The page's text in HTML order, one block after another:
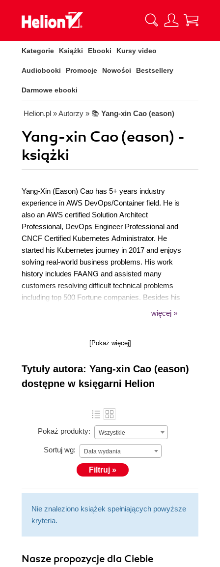
Kategorie Książki Ebooki Kursy video
Audiobooki Promocje Nowości Bestsellery
Darmowe ebooki
Helion.pl » Autorzy » 📚 Yang-xin Cao (eason)
Yang-xin Cao (eason) -
książki
Yang-Xin (Eason) Cao has 5+ years industry
experience in AWS DevOps/Container field. He is
also an AWS certified Solution Architect
Professional, DevOps Engineer Professional and
CNCF Certified Kubernetes Administrator. He
started his Kubernetes journey in 2017 and enjoys
solving real-world business problems. His work
history includes FAANG and assisted many
customers resolving difficult technical problems
including top 500 Fortune companies. Besides his
daily routine, he likes to share interesting issues
many EKS users to get benefit from them. When the
a powerlifter, a marathon runner, or a scuba diver.
więcej »
[Pokaż więcej]
Tytuły autora: Yang-xin Cao (eason)
dostępne w księgarni Helion
Pokaż produkty: Wszystkie
Sortuj wg: Data wydania
Filtruj »
Nie znaleziono książek spełniających powyższe
kryteria.
Nasze propozycje dla Ciebie